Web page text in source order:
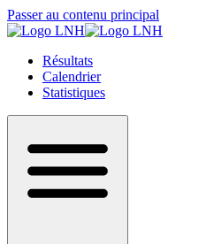
Passer au contenu principal
Résultats
Calendrier
Statistiques